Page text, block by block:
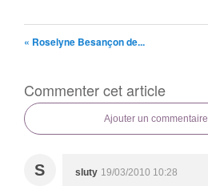
« Roselyne Besançon de...
Commenter cet article
Ajouter un commentaire
S sluty 19/03/2010 10:28